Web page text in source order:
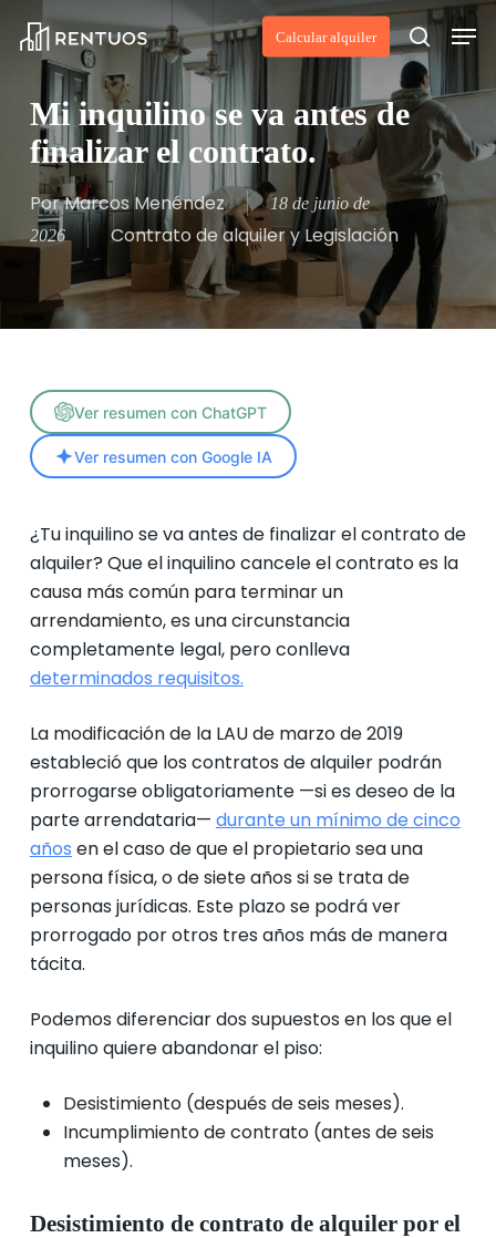
main
content
Calcular alquiler search
Mi inquilino se va antes de
finalizar el contrato.
PorMarcos Menéndez
18 de junio de
2026
Contrato de alquiler y Legislación
Ver resumen con ChatGPT
Ver resumen con Google IA
¿Tu inquilino se va antes de finalizar el contrato de
alquiler? Que el inquilino cancele el contrato es la
causa más común para terminar un
arrendamiento, es una circunstancia
completamente legal, pero conlleva
determinados requisitos.
La modificación de la LAU de marzo de 2019
estableció que los contratos de alquiler podrán
prorrogarse obligatoriamente —si es deseo de la
parte arrendataria— durante un mínimo de cinco
años en el caso de que el propietario sea una
persona física, o de siete años si se trata de
personas jurídicas. Este plazo se podrá ver
prorrogado por otros tres años más de manera
tácita.
Podemos diferenciar dos supuestos en los que el
inquilino quiere abandonar el piso:
Desistimiento (después de seis meses).
Incumplimiento de contrato (antes de seis
meses).
Desistimiento de contrato de alquiler por el